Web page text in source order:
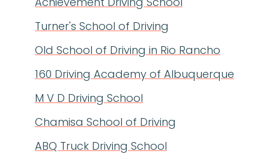
Turner's School of Driving
Old School of Driving in Rio Rancho
160 Driving Academy of Albuquerque
M V D Driving School
Chamisa School of Driving
ABQ Truck Driving School